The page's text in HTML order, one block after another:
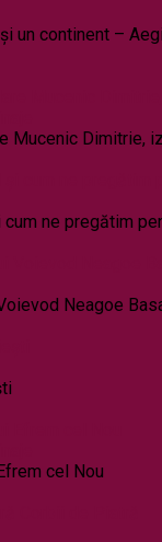
un continent –
Mucenic Dimitrie,
ne pregătim
Neagoe
cel Nou